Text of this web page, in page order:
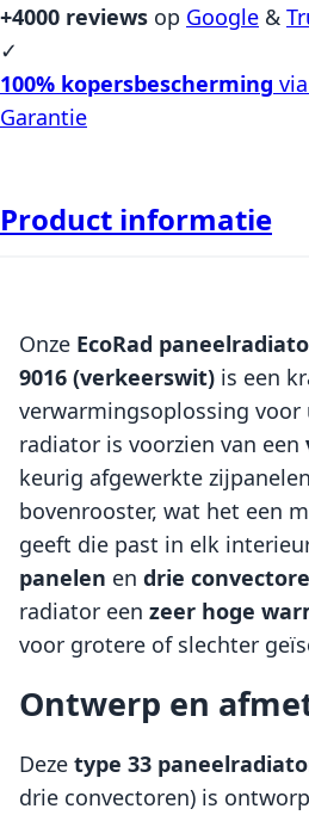
+4000 reviews op Google &
✓
100% kopersbescherming
Garantie
Product informatie
Onze EcoRad
9016 (verkeerswit) is een
verwarmingsoplossing voor
radiator is voorzien van een
keurig afgewerkte
bovenrooster, wat het een
geeft die past in elk
panelen en drie
radiator een zeer hoge
voor grotere of slechter
Ontwerp en
Deze type 33
drie convectoren) is